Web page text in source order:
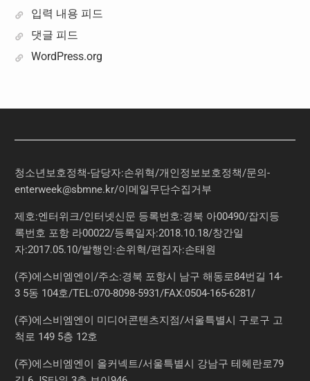
입력 내용 피드
댓글 피드
WordPress.org
청소년보호정책-담당자:손위혁/개인정보보호정책/문의-
enterweek@sbmne.kr/이메일무단수집거부
제호:엔터위크/인터넷신문 등록번호:경북 아00490/잡지등
록번호 포항 라00022/등록일자:2018.10.18/창간일
자:2017.05.10/발행인:손위혁/편집자:손태원
(주)에스비엠엔이/주소:경북 포항시 남구 해동로84번길 14-
3 5동 104호/TEL:070-8098-5931/FAX:0504-165-6281/
(주)에스비엠엔이 미디어콘텐츠지점/서울특별시 구로구 고
척로 149 5층 12호
(주)에스비엠엔이 올커넥트/서울특별시 강남구 테헤란로79